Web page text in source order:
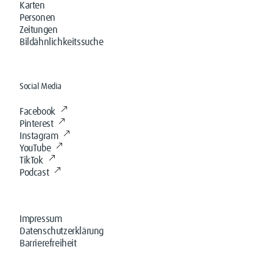
Karten
Personen
Zeitungen
Bildähnlichkeitssuche
Social Media
Facebook
Pinterest
Instagram
YouTube
TikTok
Podcast
Impressum
Datenschutzerklärung
Barrierefreiheit